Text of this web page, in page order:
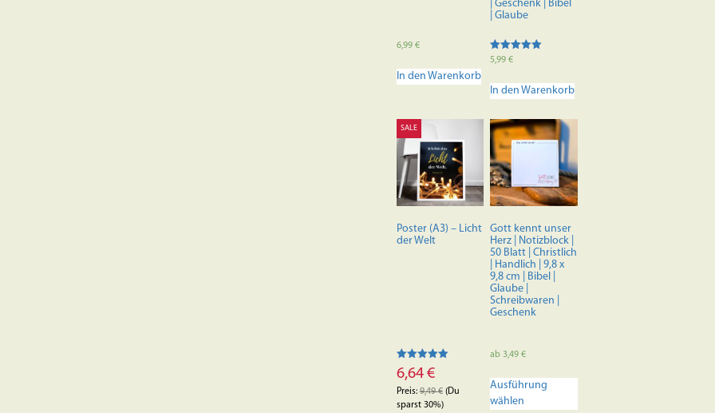
6,99 €
In den Warenkorb
| Geschenk | Bibel
| Glaube
Bewertet mit
5,99€
In den Warenkorb
SALE
Poster (A3) – Licht
der Welt
Bewertet mit
5.00
von 5
6,64 €
Preis:9,49€(Du
sparst 30%)
Gott kennt unser
Herz | Notizblock |
50 Blatt | Christlich
| Handlich | 9,8 x
9,8 cm | Bibel |
Glaube |
Schreibwaren |
Geschenk
ab3,49€
Ausführung
wählen